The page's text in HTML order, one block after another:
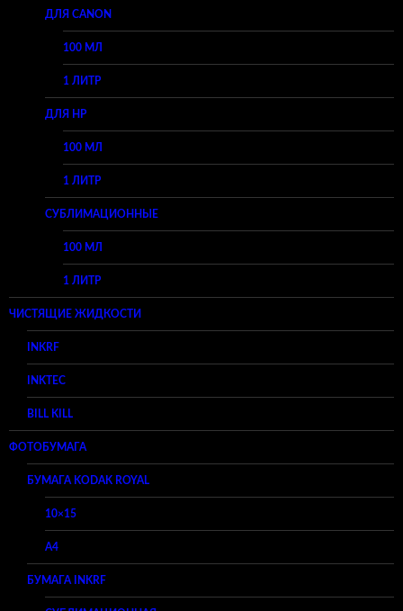
ДЛЯ CANON
100 МЛ
1 ЛИТР
ДЛЯ HP
100 МЛ
1 ЛИТР
СУБЛИМАЦИОННЫЕ
100 МЛ
1 ЛИТР
ЧИСТЯЩИЕ ЖИДКОСТИ
INKRF
INKTEC
BILL KILL
ФОТОБУМАГА
БУМАГА KODAK ROYAL
10×15
A4
БУМАГА INKRF